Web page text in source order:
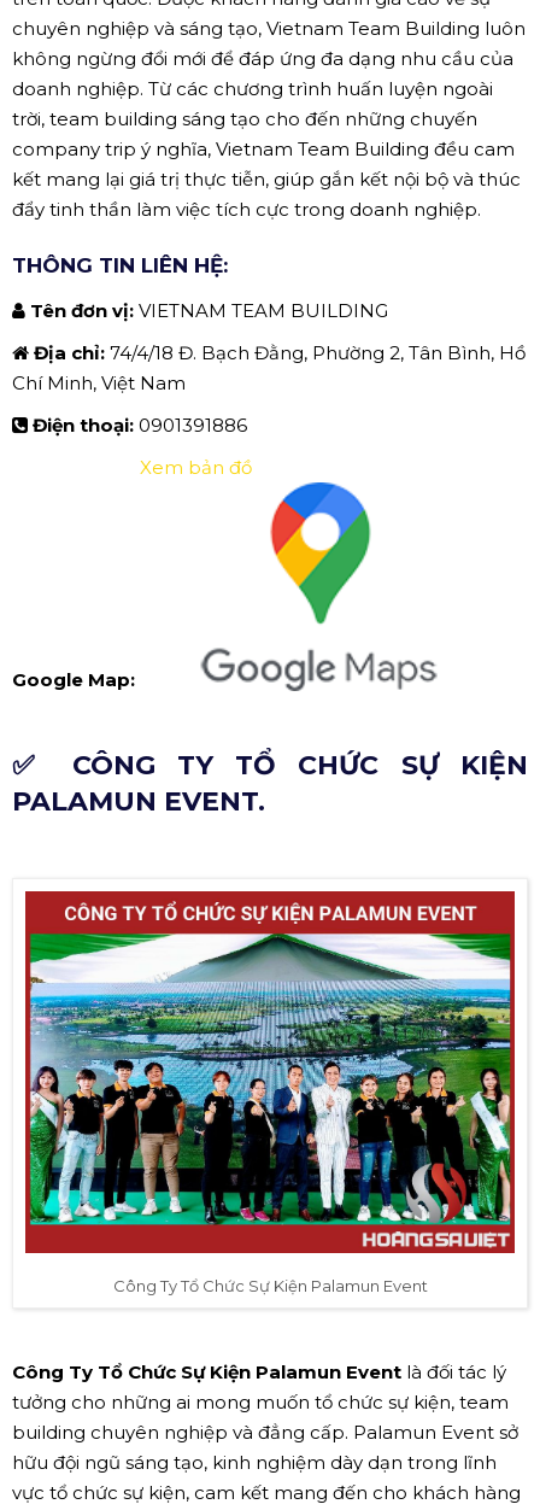
chuyên nghiệp và sáng tạo, Vietnam Team Building luôn
không ngừng đổi mới để đáp ứng đa dạng nhu cầu của
doanh nghiệp. Từ các chương trình huấn luyện ngoài
trời, team building sáng tạo cho đến những chuyến
company trip ý nghĩa, Vietnam Team Building đều cam
kết mang lại giá trị thực tiễn, giúp gắn kết nội bộ và thúc
đẩy tinh thần làm việc tích cực trong doanh nghiệp.
THÔNG TIN LIÊN HỆ:
Tên đơn vị: VIETNAM TEAM BUILDING
Địa chỉ: 74/4/18 Đ. Bạch Đằng, Phường 2, Tân Bình, Hồ
Chí Minh, Việt Nam
Điện thoại: 0901391886
Google Map:
Xem bản đồ
✅ CÔNG TY TỔ CHỨC SỰ KIỆN
PALAMUN EVENT.
Công Ty Tổ Chức Sự Kiện Palamun Event
Công Ty Tổ Chức Sự Kiện Palamun Event là đối tác lý
tưởng cho những ai mong muốn tổ chức sự kiện, team
building chuyên nghiệp và đẳng cấp. Palamun Event sở
hữu đội ngũ sáng tạo, kinh nghiệm dày dạn trong lĩnh
vực tổ chức sự kiện, cam kết mang đến cho khách hàng